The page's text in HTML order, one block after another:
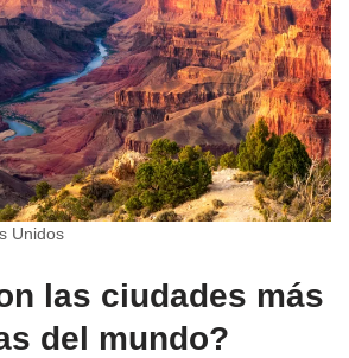
Unidos
las ciudades más
del mundo?